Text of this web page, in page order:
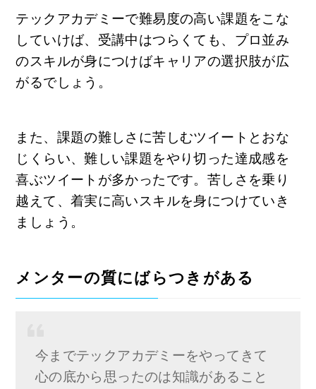
テックアカデミーで難易度の高い課題をこな
していけば、受講中はつらくても、プロ並み
のスキルが身につけばキャリアの選択肢が広
がるでしょう。
また、課題の難しさに苦しむツイートとおな
じくらい、難しい課題をやり切った達成感を
喜ぶツイートが多かったです。苦しさを乗り
越えて、着実に高いスキルを身につけていき
ましょう。
メンターの質にばらつきがある
今までテックアカデミーをやってきて
心の底から思ったのは知識があること